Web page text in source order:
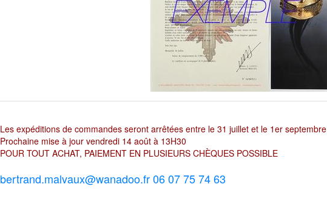
Les expéditions de commandes seront arrêtées entre le 31 juillet et le 1er septembre
Prochaine mise à jour vendredi 14 août à 13H30
POUR TOUT ACHAT, PAIEMENT EN PLUSIEURS CHÈQUES POSSIBLE
bertrand.malvaux@wanadoo.fr 06 07 75 74 63